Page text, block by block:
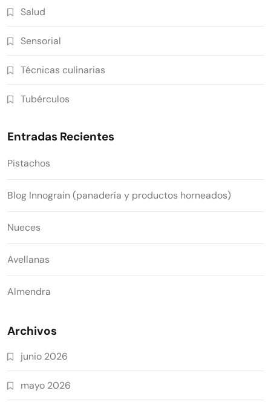
Salud
Sensorial
Técnicas culinarias
Tubérculos
Entradas Recientes
Pistachos
Blog Innograin (panadería y productos horneados)
Nueces
Avellanas
Almendra
Archivos
junio 2026
mayo 2026